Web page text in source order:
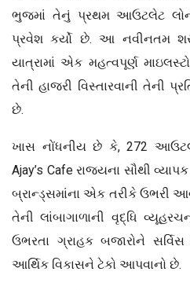
ભુજમાં તેનું પ્રથમ આઉટલેટ
પ્રવેશ કર્યો છે. આ નવીનતમ
યાત્રામાં એક મહત્વપૂર્ણ
તેની હાજરી વિસ્તારવાની તેની
છે.
ખાસ નોંધનીય છે કે, 272
Ajay’s Cafe રાજ્યના સૌથી
બ્રાન્ડ્સમાંના એક તરીકે ઉભરી
તેની લાંબાગાળાની વૃદ્ધિ
ઉભરતા ગ્રાહક બજારોને
આર્થિક વિકાસને ટેકો આપવાનો છે.